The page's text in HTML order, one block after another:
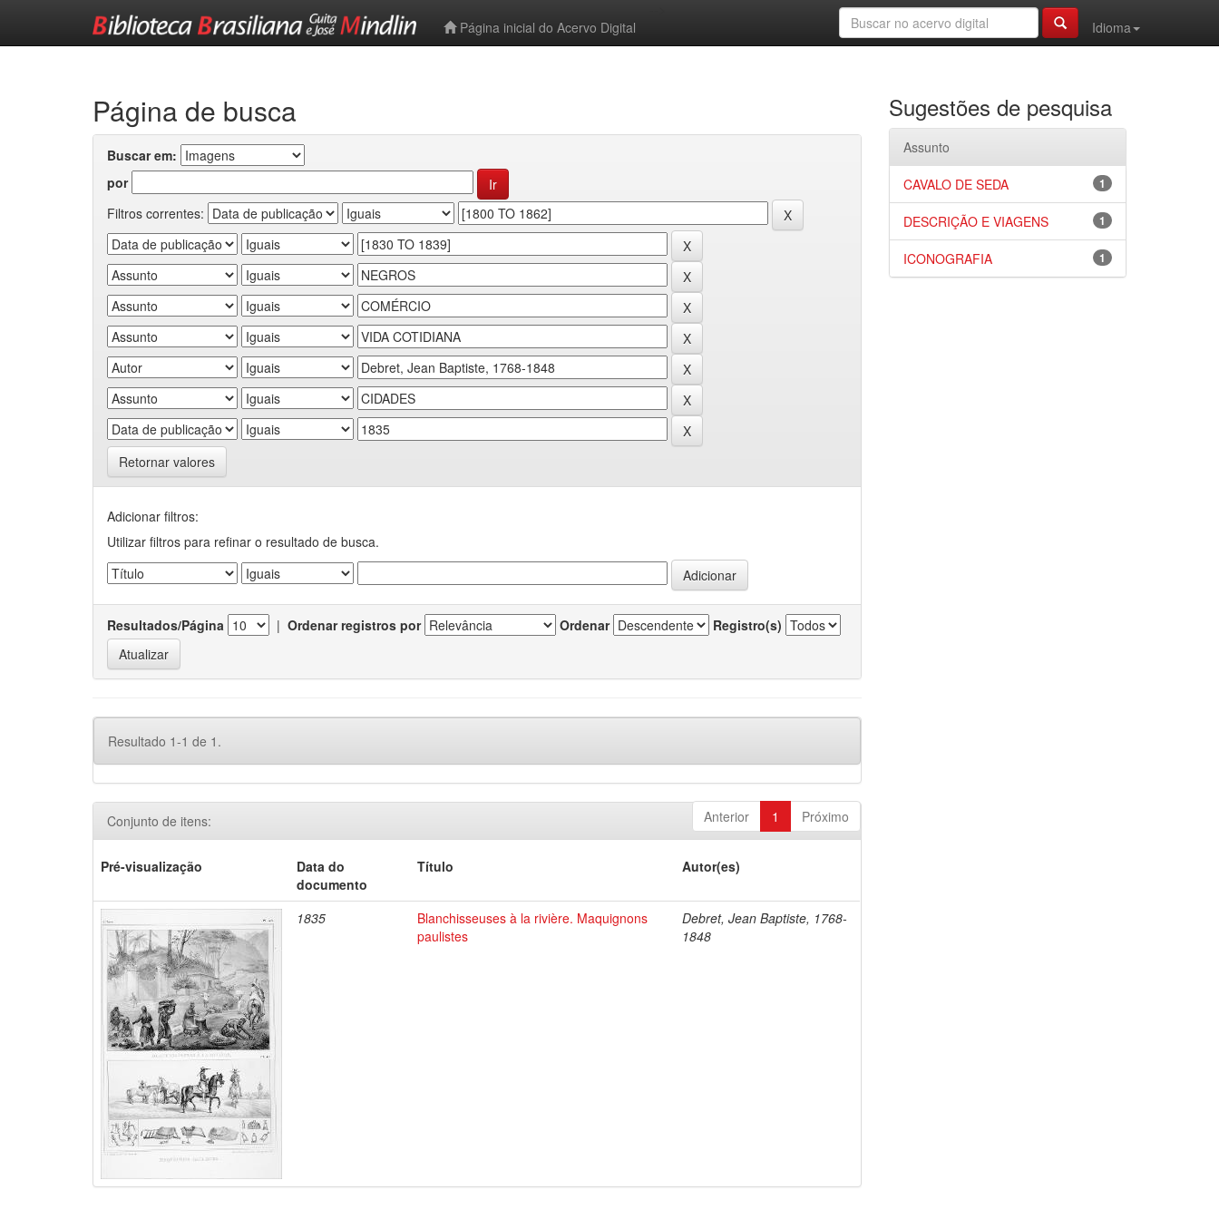
Página inicial do Acervo Digital
Idioma
Página de busca
Buscar em:
por
Filtros correntes:
Retornar valores
Adicionar filtros:
Utilizar filtros para refinar o resultado de busca.
Resultados/Página | Ordenar registros por Ordenar Registro(s)
Resultado 1-1 de 1.
Anterior 1 Próximo
Conjunto de itens:
Pré-visualização
Data do
documento
Título Autor(es)
1835
Blanchisseuses à la rivière. Maquignons
paulistes
Debret, Jean Baptiste, 1768-
1848
Sugestões de pesquisa
Assunto
1
CAVALO DE SEDA
1
DESCRIÇÃO E VIAGENS
1
ICONOGRAFIA